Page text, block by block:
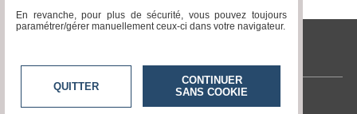
tvlocale.fr
Contactez-nous
En revanche, pour plus de sécurité, vous pouvez toujours
paramétrer/gérer manuellement ceux-ci dans votre navigateur.
QUITTER
CONTINUER
SANS COOKIE